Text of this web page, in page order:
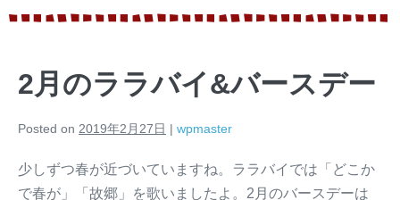
2月のララバイ&バースデー
Posted on 2019年2月27日 | wpmaster
少しずつ春が近づいていますね。ララバイでは「どこか
で春が」「故郷」を歌いましたよ。2月のバースデーは